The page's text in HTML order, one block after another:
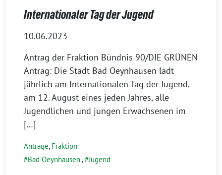
Internationaler Tag der Jugend
10.06.2023
Antrag der Fraktion Bündnis 90/DIE GRÜNEN
Antrag: Die Stadt Bad Oeynhausen lädt
jährlich am Internationalen Tag der Jugend,
am 12. August eines jeden Jahres, alle
Jugendlichen und jungen Erwachsenen im
[…]
Anträge, Fraktion
Bad Oeynhausen, Jugend